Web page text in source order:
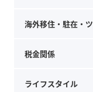
海外移住・駐在・
税金関係
ライフスタイル